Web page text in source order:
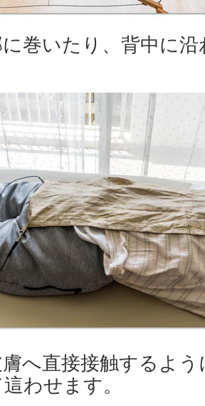
巻いたり、背中に
へ直接接触するよ
わせます。